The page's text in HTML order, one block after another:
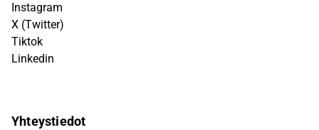
Instagram
X (Twitter)
Tiktok
Linkedin
Yhteystiedot